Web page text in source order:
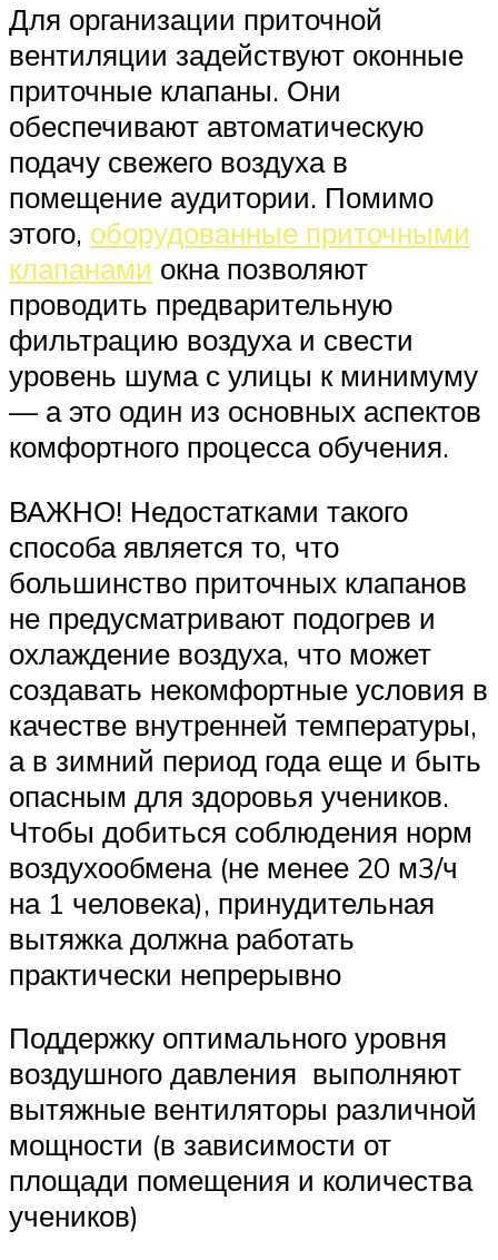
Для организации приточной
вентиляции задействуют оконные
приточные клапаны. Они
обеспечивают автоматическую
подачу свежего воздуха в
помещение аудитории. Помимо
этого, оборудованные приточными
клапанами окна позволяют
проводить предварительную
фильтрацию воздуха и свести
уровень шума с улицы к минимуму
— а это один из основных аспектов
комфортного процесса обучения.
ВАЖНО! Недостатками такого
способа является то, что
большинство приточных клапанов
не предусматривают подогрев и
охлаждение воздуха, что может
создавать некомфортные условия в
качестве внутренней температуры,
а в зимний период года еще и быть
опасным для здоровья учеников.
Чтобы добиться соблюдения норм
воздухообмена (не менее 20 м3/ч
на 1 человека), принудительная
вытяжка должна работать
практически непрерывно
Поддержку оптимального уровня
воздушного давления выполняют
вытяжные вентиляторы различной
мощности (в зависимости от
площади помещения и количества
учеников)